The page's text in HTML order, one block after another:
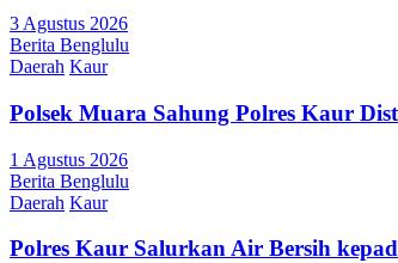
3 Agustus 2026
Berita Benglulu
Daerah Kaur
Polsek Muara Sahung Polres Kaur
1 Agustus 2026
Berita Benglulu
Daerah Kaur
Polres Kaur Salurkan Air Bersih